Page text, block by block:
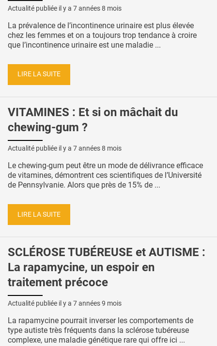
Actualité publiée il y a 7 années 8 mois
La prévalence de l’incontinence urinaire est plus élevée
chez les femmes et on a toujours trop tendance à croire
que l’incontinence urinaire est une maladie ...
LIRE LA SUITE
VITAMINES : Et si on mâchait du
chewing-gum ?
Actualité publiée il y a 7 années 8 mois
Le chewing-gum peut être un mode de délivrance efficace
de vitamines, démontrent ces scientifiques de l’Université
de Pennsylvanie. Alors que près de 15% de ...
LIRE LA SUITE
SCLÉROSE TUBÉREUSE et AUTISME :
La rapamycine, un espoir en
traitement précoce
Actualité publiée il y a 7 années 9 mois
La rapamycine pourrait inverser les comportements de
type autiste très fréquents dans la sclérose tubéreuse
complexe, une maladie génétique rare qui offre ici ...